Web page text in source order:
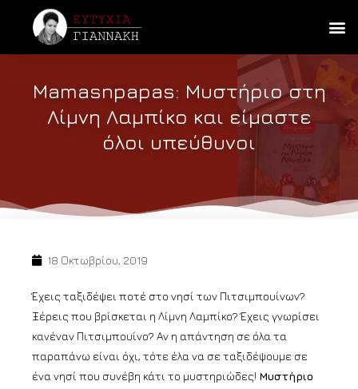
Mamasnpapas: Μυστήριο στη
Λίμνη Λαμπίκο και είμαστε
όλοι υπεύθυνοι
18 Οκτωβρίου, 2019
Έχεις ταξιδέψει ποτέ στο νησί των Πιτσιμπουίνων?
Ξέρεις που βρίσκεται η Λίμνη Λαμπίκο? Έχεις γνωρίσει
κανέναν Πιτσιμπουίνο? Αν η απάντηση σε όλα τα
παραπάνω είναι όχι, τότε έλα να σε ταξιδέψουμε σε
ένα νησί που συνέβη κάτι το μυστηριώδες! Μυστήριο